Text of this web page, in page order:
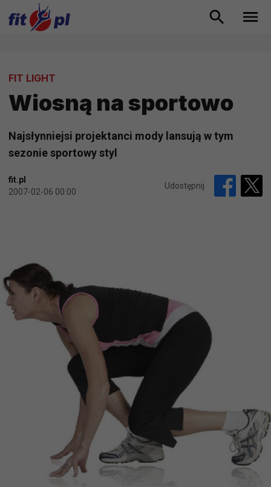
FIT LIGHT
Wiosną na sportowo
Najsłynniejsi projektanci mody lansują w tym
sezonie sportowy styl
fit.pl
2007-02-06 00:00
Udostępnij